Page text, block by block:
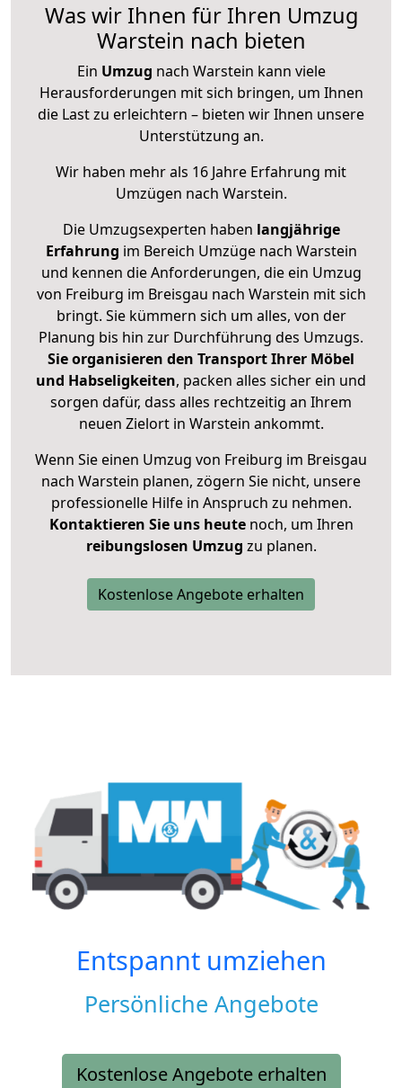
Was wir Ihnen für Ihren Umzug
Warstein nach bieten
Ein Umzug nach Warstein kann viele
Herausforderungen mit sich bringen, um Ihnen
die Last zu erleichtern – bieten wir Ihnen unsere
Unterstützung an.
Wir haben mehr als 16 Jahre Erfahrung mit
Umzügen nach Warstein.
Die Umzugsexperten haben langjährige
Erfahrung im Bereich Umzüge nach Warstein
und kennen die Anforderungen, die ein Umzug
von Freiburg im Breisgau nach Warstein mit sich
bringt. Sie kümmern sich um alles, von der
Planung bis hin zur Durchführung des Umzugs.
Sie organisieren den Transport Ihrer Möbel
und Habseligkeiten, packen alles sicher ein und
sorgen dafür, dass alles rechtzeitig an Ihrem
neuen Zielort in Warstein ankommt.
Wenn Sie einen Umzug von Freiburg im Breisgau
nach Warstein planen, zögern Sie nicht, unsere
professionelle Hilfe in Anspruch zu nehmen.
Kontaktieren Sie uns heutenoch, um Ihren
reibungslosen Umzug zu planen.
Kostenlose Angebote erhalten
Entspannt umziehen
Persönliche Angebote
Kostenlose Angebote erhalten